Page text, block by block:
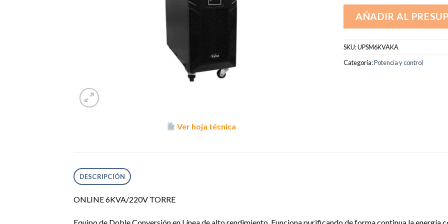
Ver hoja técnica
AÑADIR AL
SKU:UPSM6KVAKA
Categoría:Potencia y control
DESCRIPCIÓN
ONLINE 6KVA/220V TORRE